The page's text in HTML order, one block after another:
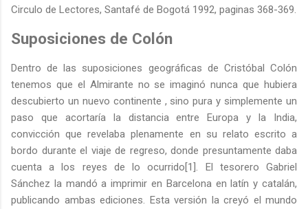
Circulo de Lectores, Santafé de Bogotá 1992, paginas 368-369.
Suposiciones de Colón
Dentro de las suposiciones geográficas de Cristóbal Colón
tenemos que el Almirante no se imaginó nunca que hubiera
descubierto un nuevo continente , sino pura y simplemente un
paso que acortaría la distancia entre Europa y la India,
convicción que revelaba plenamente en su relato escrito a
bordo durante el viaje de regreso, donde presuntamente daba
cuenta a los reyes de lo ocurrido[1]. El tesorero Gabriel
Sánchez la mandó a imprimir en Barcelona en latín y catalán,
publicando ambas ediciones. Esta versión la creyó el mundo